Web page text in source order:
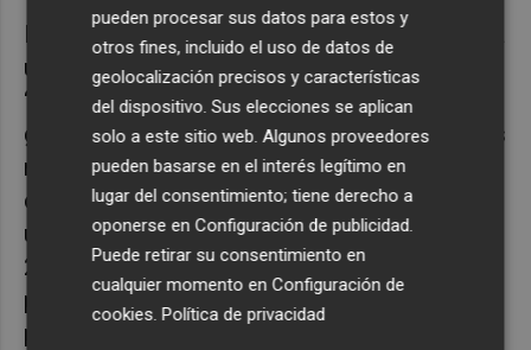
Errorerror studio, socio de la ADCV, impartirá
una charla, que pondrá foco en su tipografía
‘Rajola’. Inspirada en el pavimento de piedra
geométrica de la arquitectura y los interiores
mediterráneos, este trabajo fue reconocido
con el Premio ADCV Oro en 'Tipografía' en la
última edición de nuestros galardones, en
2024. Por su parte, María Navarro, hará una
presentación de las líneas de trabajo y
proyectos de la asociación, invitando a las y
pueden procesar sus datos para estos y
otros fines, incluido el uso de datos de
geolocalización precisos y características
del dispositivo. Sus elecciones se aplican
solo a este sitio web. Algunos proveedores
pueden basarse en el interés legítimo en
lugar del consentimiento; tiene derecho a
oponerse enConfiguración de publicidad
Puede retirar su consentimiento en
cualquier momento enConfiguración de
cookies .Política de privacidad